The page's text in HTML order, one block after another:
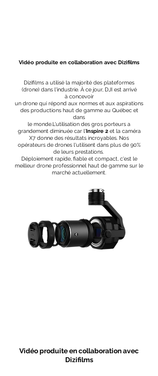
Vidéo produite en collaboration avec Dizifilms
Dizifilms a utilisé la majorité des plateformes
(drone) dans l'industrie. À ce jour, DJI est arrivé
à concevoir
un drone qui répond aux normes et aux aspirations
des productions haut de gamme au Québec et
dans
le monde.L'utilisation des gros porteurs a
grandement diminuée car l'Inspire 2et la caméra
X7 donne des résultats incroyables. Nos
opérateurs de drones l'utilisent dans plus de 90%
de leurs prestations.
Déploiement rapide, fiable et compact, c'est le
meilleur drone professionnel haut de gamme sur le
marché actuellement.
Vidéo produite en collaboration avec
Dizifilms